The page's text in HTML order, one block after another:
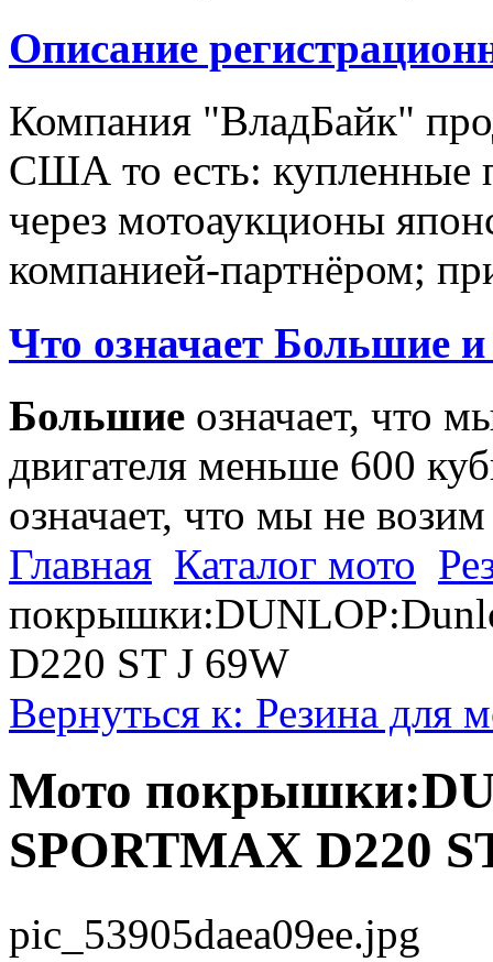
Описание
Компания "ВладБайк"
США то есть: купленные
через мотоаукционы
компанией-партнёром;
Что означает Большие
Большие означает, что
двигателя меньше 600
означает, что мы не
Главная Каталог мото
D220 ST J 69W
Вернуться к: Резина для
Мото
SPORTMAX D220
pic_53905daea09ee.jpg